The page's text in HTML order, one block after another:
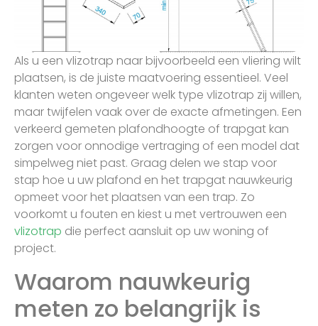
Als u een vlizotrap naar bijvoorbeeld een vliering wilt
plaatsen, is de juiste maatvoering essentieel. Veel
klanten weten ongeveer welk type vlizotrap zij willen,
maar twijfelen vaak over de exacte afmetingen. Een
verkeerd gemeten plafondhoogte of trapgat kan
zorgen voor onnodige vertraging of een model dat
simpelweg niet past. Graag delen we stap voor
stap hoe u uw plafond en het trapgat nauwkeurig
opmeet voor het plaatsen van een trap. Zo
voorkomt u fouten en kiest u met vertrouwen een
vlizotrap die perfect aansluit op uw woning of
project.
Waarom nauwkeurig
meten zo belangrijk is